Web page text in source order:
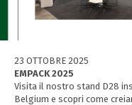
23 OTTOBRE 2025
EMPACK 2025
Visita il nostro stand D28
Belgium e scopri come